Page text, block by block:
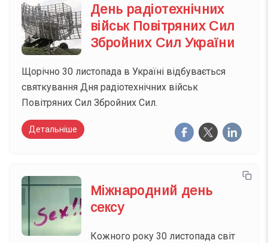
День радіотехнічних
військ Повітряних Сил
Збройних Сил України
Щорічно 30 листопада в Україні відбувається
святкування Дня радіотехнічних військ
Повітряних Сил Збройних Сил.
Детальніше
Міжнародний день
сексу
Кожного року 30 листопада світ